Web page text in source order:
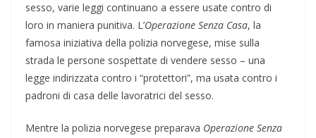
sesso, varie leggi continuano a essere usate contro di
loro in maniera punitiva. L’Operazione Senza Casa, la
famosa iniziativa della polizia norvegese, mise sulla
strada le persone sospettate di vendere sesso – una
legge indirizzata contro i “protettori”, ma usata contro i
padroni di casa delle lavoratrici del sesso.
Mentre la polizia norvegese preparava Operazione Senza